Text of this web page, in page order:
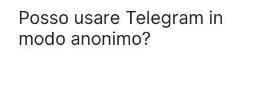
Posso usare Telegram in
modo anonimo?